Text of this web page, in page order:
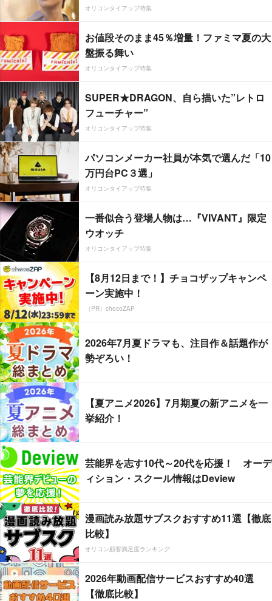
オリコンタイアップ特集
お値段そのまま45％増量！ファミマ夏の大
盤振る舞い
オリコンタイアップ特集
SUPER★DRAGON、自ら描いた”レトロ
フューチャー”
オリコンタイアップ特集
パソコンメーカー社員が本気で選んだ「10
万円台PC３選」
オリコンタイアップ特集
一番似合う登場人物は…『VIVANT』限定
ウオッチ
オリコンタイアップ特集
【8月12日まで！】チョコザップキャンペ
ーン実施中！
（PR）chocoZAP
2026年7月夏ドラマも、注目作＆話題作が
勢ぞろい！
【夏アニメ2026】7月期夏の新アニメを一
挙紹介！
芸能界を志す10代～20代を応援！ オーデ
ィション・スクール情報はDeview
漫画読み放題サブスクおすすめ11選【徹底
比較】
オリコン顧客満足度ランキング
2026年動画配信サービスおすすめ40選
【徹底比較】